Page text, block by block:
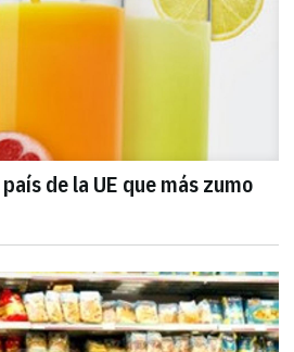
de la UE que más zumo